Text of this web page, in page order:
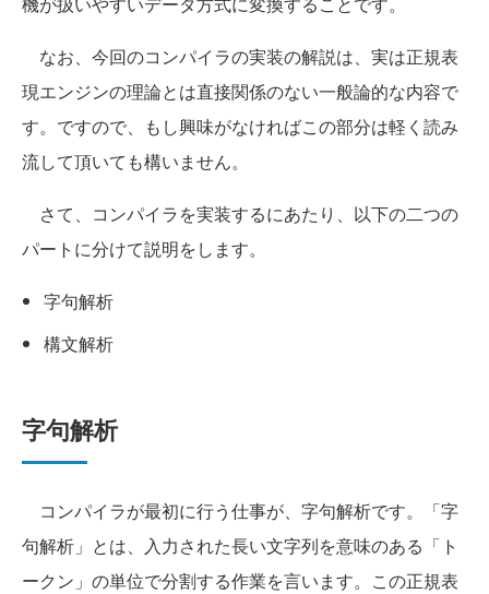
なお、今回のコンパイラの実装の解説は、実は正規表
現エンジンの理論とは直接関係のない一般論的な内容で
す。ですので、もし興味がなければこの部分は軽く読み
流して頂いても構いません。
さて、コンパイラを実装するにあたり、以下の二つの
パートに分けて説明をします。
字句解析
構文解析
字句解析
コンパイラが最初に行う仕事が、字句解析です。「字
句解析」とは、入力された長い文字列を意味のある「ト
ークン」の単位で分割する作業を言います。この正規表